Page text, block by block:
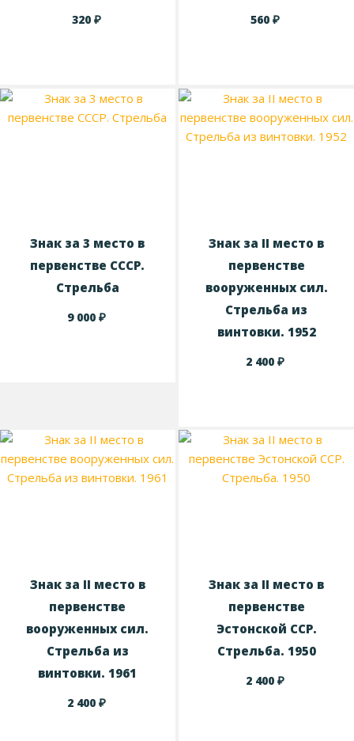
320 ₽ 560₽
Знак за 3 место в
первенстве СССР.
Стрельба
9 000 ₽
Знак за II место в
первенстве
вооруженных сил.
Стрельба из
винтовки. 1952
2 400₽
Знак за II место в
первенстве
вооруженных сил.
Стрельба из
винтовки. 1961
2 400 ₽
Знак за II место в
первенстве
Эстонской ССР.
Стрельба. 1950
2 400₽